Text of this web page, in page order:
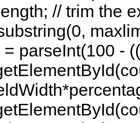
// trim the
parseInt(100 -